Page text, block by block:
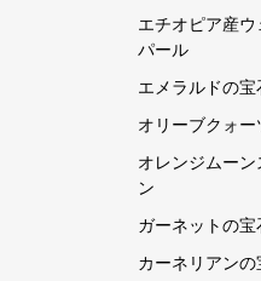
エチオピア産ウ
パール
エメラルドの宝
オリーブクォー
オレンジムーン
ン
ガーネットの宝
カーネリアンの